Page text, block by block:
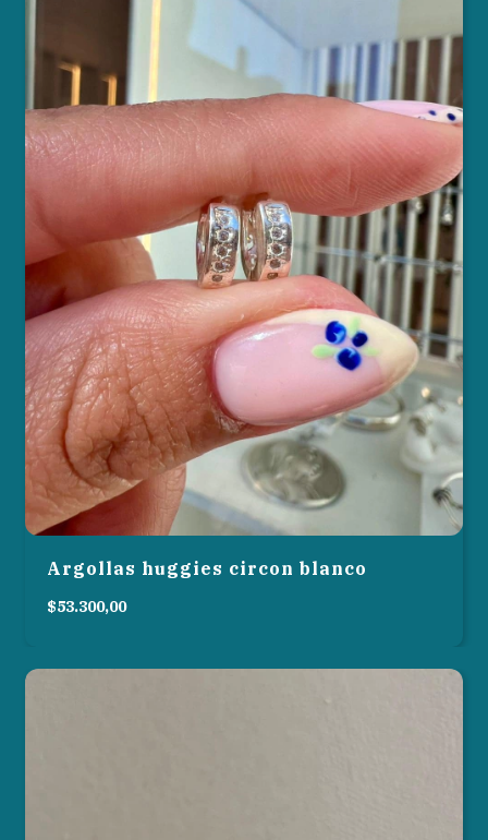
Argollas huggies circon blanco
$53.300,00